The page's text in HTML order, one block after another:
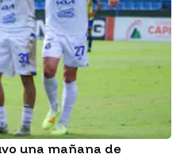
una mañana de